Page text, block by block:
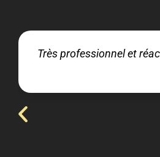
Très professionnel et